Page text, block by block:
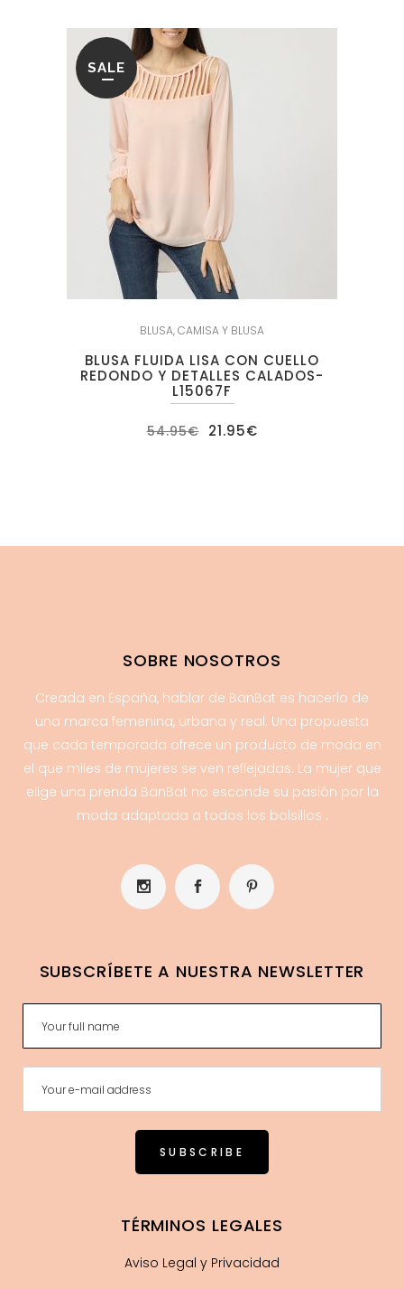
SALE
BLUSA,CAMISA Y BLUSA
BLUSA FLUIDA LISA CON CUELLO
REDONDO Y DETALLES CALADOS-
L15067F
54.95€ El
precio
21.95€El
SOBRE NOSOTROS
Creada en España, hablar de BanBat es hacerlo de
una marca femenina, urbana y real. Una propuesta
que cada temporada ofrece un producto de moda en
el que miles de mujeres se ven reflejadas. La mujer que
elige una prenda BanBat no esconde su pasión por la
moda adaptada a todos los bolsillos .
SUBSCRÍBETE A NUESTRA NEWSLETTER
TÉRMINOS LEGALES
Aviso Legal y Privacidad